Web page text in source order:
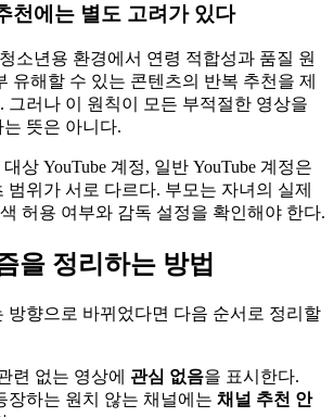
천에는 별도 고려가 있다
소년용 환경에서 연령 적합성과 품질 원
유해할 수 있는 콘텐츠의 반복 추천을 제
그러나 이 원칙이 모든 부적절한 영상을
뜻은 아니다.
상 YouTube 계정, 일반 YouTube 계정은
범위가 서로 다르다. 부모는 자녀의 실제
허용 여부와 감독 설정을 확인해야 한다.
을 정리하는 방법
방향으로 바뀌었다면 다음 순서로 정리할
련 없는 영상에 관심 없음을 표시한다.
장하는 원치 않는 채널에는 채널 추천 안